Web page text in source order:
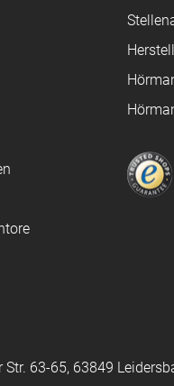
Str. 63-65, 63849